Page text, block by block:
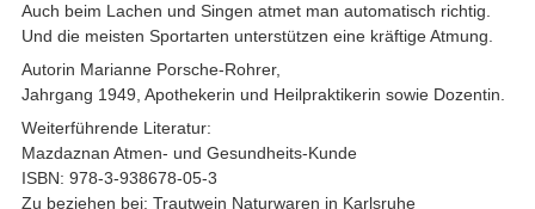
Auch beim Lachen und Singen atmet man automatisch richtig.
Und die meisten Sportarten unterstützen eine kräftige Atmung.
Autorin Marianne Porsche-Rohrer,
Jahrgang 1949, Apothekerin und Heilpraktikerin sowie Dozentin.
Weiterführende Literatur:
Mazdaznan Atmen- und Gesundheits-Kunde
ISBN: 978-3-938678-05-3
Zu beziehen bei: Trautwein Naturwaren in Karlsruhe